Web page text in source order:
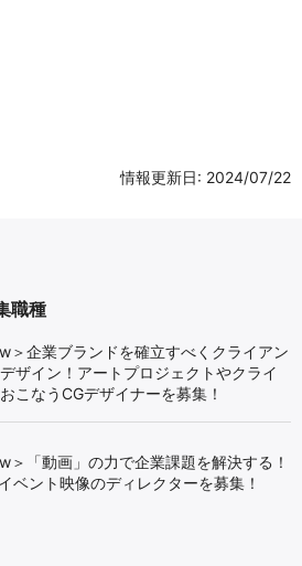
情報更新日: 2024/07/22
職種
＞企業ブランドを確立すべくクライアン
ザイン！アートプロジェクトやクライ
こなうCGデザイナーを募集！
＞「動画」の力で企業課題を解決する！
ベント映像のディレクターを募集！